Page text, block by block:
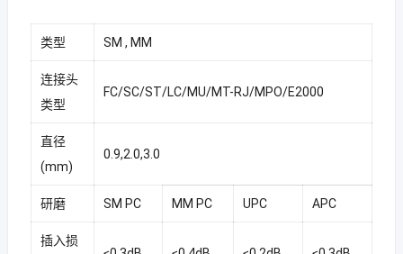
类型 SM , MM
连接头
类型
FC/SC/ST/LC/MU/MT-RJ/MPO/E2000
直径
(mm)
0.9,2.0,3.0
研磨 SM PC MM PC UPC APC
插入损